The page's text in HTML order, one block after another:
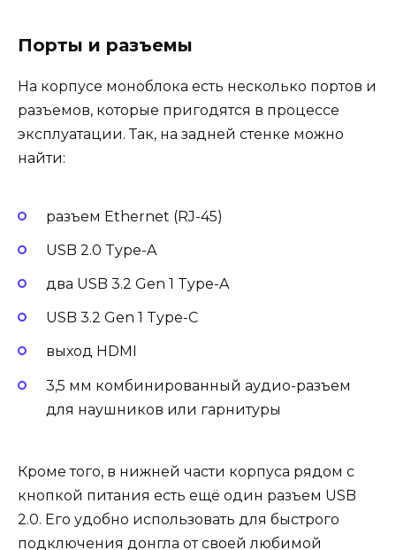
Порты и разъемы
На корпусе моноблока есть несколько портов и
разъемов, которые пригодятся в процессе
эксплуатации. Так, на задней стенке можно
найти:
разъем Ethernet (RJ-45)
USB 2.0 Type-A
два USB 3.2 Gen 1 Type-A
USB 3.2 Gen 1 Type-C
выход HDMI
3,5 мм комбинированный аудио-разъем
для наушников или гарнитуры
Кроме того, в нижней части корпуса рядом с
кнопкой питания есть ещё один разъем USB
2.0. Его удобно использовать для быстрого
подключения донгла от своей любимой